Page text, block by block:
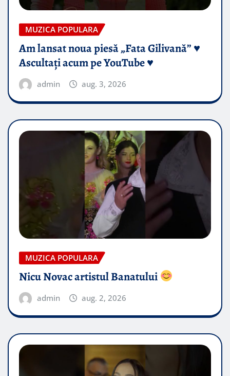
MUZICA POPULARA
Am lansat noua piesă „Fata Gilivană” ♥️
Ascultați acum pe YouTube ♥️
admin aug. 3, 2026
MUZICA POPULARA
Nicu Novac artistul Banatului
admin aug. 2, 2026